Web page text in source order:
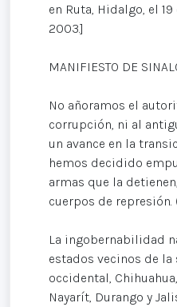
en Ruta, Hidalgo, el
2003.]
MANIFIESTO DE
No añoramos el
corrupción, ni al
un avance en la
hemos decidido
armas que la
cuerpos de represión.
La ingobernabilidad
estados vecinos de la
occidental,
Nayarít, Durango y